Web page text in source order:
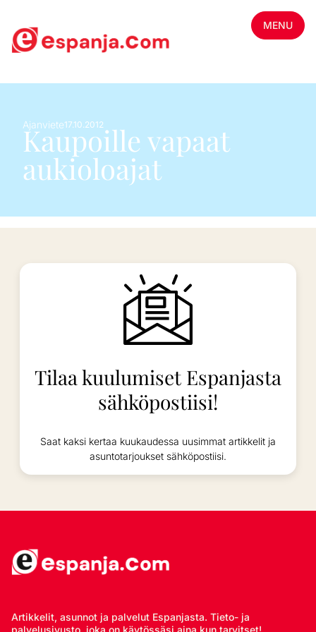
MENU
Ajanviete17.10.2012
Kaupoille vapaat
aukioloajat
Tilaa kuulumiset Espanjasta
sähköpostiisi!
Saat kaksi kertaa kuukaudessa uusimmat artikkelit ja
asuntotarjoukset sähköpostiisi.
Artikkelit, asunnot ja palvelut Espanjasta. Tieto- ja
palvelusivusto, joka on käytössäsi aina kun tarvitset!